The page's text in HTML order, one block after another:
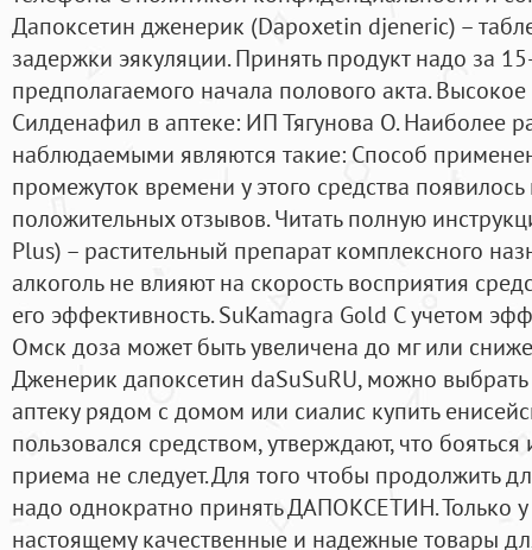
Дапоксетин дженерик (Dapoxetin djeneric) –
задержки эякуляции. Принять продукт надо за
предполагаемого начала полового акта.
Силденафил в аптеке: ИП Тягунова О. Наиболее
наблюдаемыми являются такие: Способ
промежуток времени у этого средства
положительных отзывов. Читать полную
Plus) – растительный препарат комплексного
алкоголь не влияют на скорость восприятия
его эффективность. SuKamagra Gold С учетом
Омск доза может быть увеличена до мг или
Дженерик дапоксетин daSuSuRU, можно
аптеку рядом с домом или сиалис купить
пользовался средством, утверждают, что
приема не следует. Для того чтобы продолжить
надо однократно принять ДАПОКСЕТИН. Только
настоящему качественные и надежные товары